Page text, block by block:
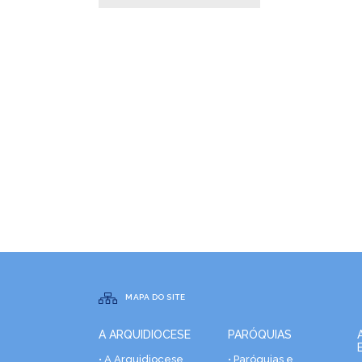
MAPA DO SITE
A ARQUIDIOCESE
• A Arquidiocese
PARÓQUIAS
• Paróquias e